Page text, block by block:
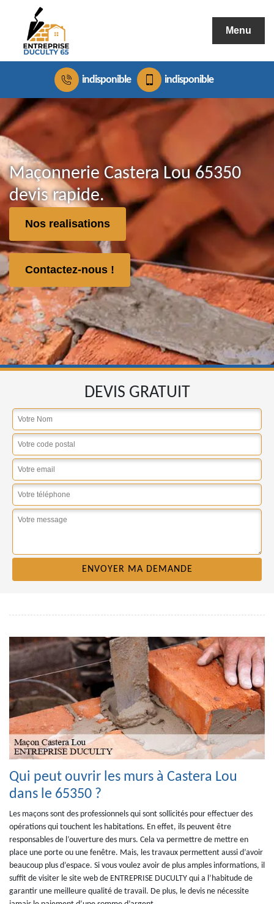
Menu
indisponible indisponible
Maçonnerie Castera Lou 65350
devis rapide.
Nos realisations
Contactez-nous !
DEVIS GRATUIT
Qui peut ouvrir les murs à Castera Lou
dans le 65350 ?
Les maçons sont des professionnels qui sont sollicités pour effectuer des
opérations qui touchent les habitations. En effet, ils peuvent être
responsables de l’ouverture des murs. Cela va permettre de mettre en
place une porte ou une fenêtre. Mais, les travaux permettent aussi d’avoir
beaucoup plus d’espace. Si vous voulez avoir de plus amples informations, il
suffit de visiter le site web de ENTREPRISE DUCULTY qui a l’habitude de
garantir une meilleure qualité de travail. De plus, le devis ne nécessite